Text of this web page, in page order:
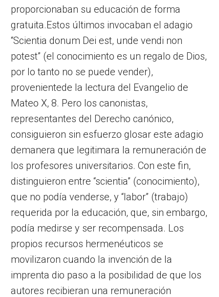
proporcionaban su educación de forma
gratuita.Estos últimos invocaban el adagio
“Scientia donum Dei est, unde vendi non
potest” (el conocimiento es un regalo de Dios,
por lo tanto no se puede vender),
provenientede la lectura del Evangelio de
Mateo X, 8. Pero los canonistas,
representantes del Derecho canónico,
consiguieron sin esfuerzo glosar este adagio
demanera que legitimara la remuneración de
los profesores universitarios. Con este fin,
distinguieron entre “scientia” (conocimiento),
que no podía venderse, y “labor” (trabajo)
requerida por la educación, que, sin embargo,
podía medirse y ser recompensada. Los
propios recursos hermenéuticos se
movilizaron cuando la invención de la
imprenta dio paso a la posibilidad de que los
autores recibieran una remuneración